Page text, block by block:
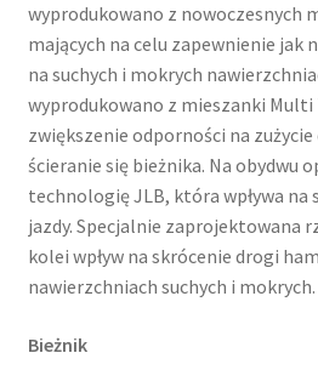
wyprodukowano z nowoczesnych
mających na celu zapewnienie jak
na suchych i mokrych
wyprodukowano z mieszanki Multi
zwiększenie odporności na
ścieranie się bieżnika. Na obydwu
technologię JLB, która wpływa na
jazdy. Specjalnie zaprojektowana
kolei wpływ na skrócenie drogi
nawierzchniach suchych i mokrych.
Bieżnik